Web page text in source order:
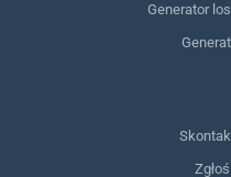
Generator